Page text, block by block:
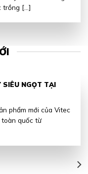
trồng [...]
SIÊU NGỌT TẠI
phẩm mới của Vitec
toàn quốc từ